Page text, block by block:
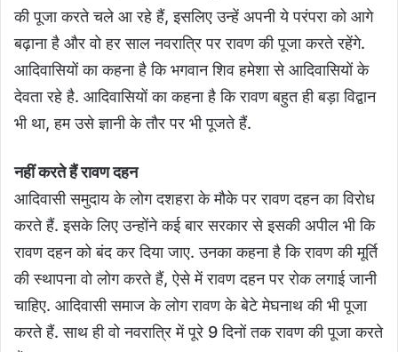
की पूजा करते चले आ रहे हैं, इसलिए उन्हें अपनी ये परंपरा को आगे
बढ़ाना है और वो हर साल नवरात्रि पर रावण की पूजा करते रहेंगे.
आदिवासियों का कहना है कि भगवान शिव हमेशा से आदिवासियों के
देवता रहे है. आदिवासियों का कहना है कि रावण बहुत ही बड़ा विद्वान
भी था, हम उसे ज्ञानी के तौर पर भी पूजते हैं.
नहीं करते हैं रावण दहन
आदिवासी समुदाय के लोग दशहरा के मौके पर रावण दहन का विरोध
करते हैं. इसके लिए उन्होंने कई बार सरकार से इसकी अपील भी कि
रावण दहन को बंद कर दिया जाए. उनका कहना है कि रावण की मूर्ति
की स्थापना वो लोग करते हैं, ऐसे में रावण दहन पर रोक लगाई जानी
चाहिए. आदिवासी समाज के लोग रावण के बेटे मेघनाथ की भी पूजा
करते हैं. साथ ही वो नवरात्रि में पूरे 9 दिनों तक रावण की पूजा करते